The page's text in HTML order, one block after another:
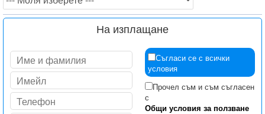
На изплащане
Съгласи се с всички
условия
Прочел съм и съм съгласен
с
Общи условия за ползване